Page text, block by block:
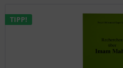
TIPP!